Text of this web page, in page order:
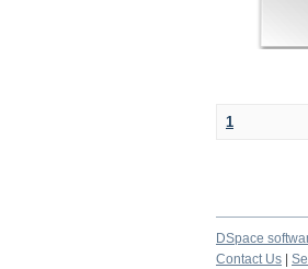
1
DSpace
Contact Us